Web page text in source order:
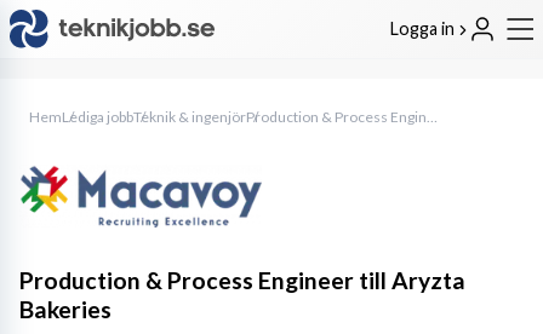
Logga in
HemLediga jobbTeknik & ingenjör Production & Process Engineer till Aryzta Bakeries
Production & Process Engineer till Aryzta
Bakeries